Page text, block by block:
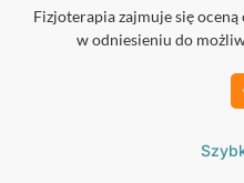
Fizjoterapia zajmuje się
w odniesieniu do